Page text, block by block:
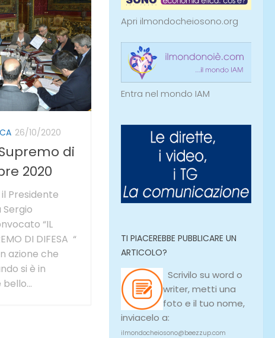
26/10/2020
di
2020
Presidente
“IL
DI DIFESA “
azione che
si è in
Apri ilmondocheiosono.org
Entra nel mondo IAM
TI PIACEREBBE PUBBLICARE UN
ARTICOLO?
Scrivilo su word o
writer, metti una
foto e il tuo nome,
inviacelo a:
ilmondocheiosono@beezzup.com